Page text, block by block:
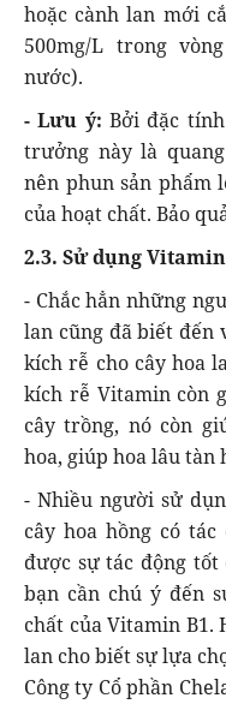
hoặc cành lan mới
500mg/L trong
nước).
- Lưu ý: Bởi đặc
trưởng này là
nên phun sản phẩm
của hoạt chất. Bảo
2.3. Sử dụng
- Chắc hẳn những
lan cũng đã biết đến
kích rễ cho cây hoa
kích rễ Vitamin còn
cây trồng, nó còn
hoa, giúp hoa lâu tàn
- Nhiều người sử
cây hoa hồng có
được sự tác động
bạn cần chú ý đến
chất của Vitamin
lan cho biết sự lựa
Công ty Cổ phần